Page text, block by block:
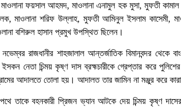
ফয়সাল আহমদ, মাওলানা এনামুল হক মুসা, মুফতী কামাল
মাওলানা শরিফ উল্লাহ, মুফতী আমিনুল ইসলাম কাসেমী,
বশিরুল হাসান প্রমুখ উপস্থিত ছিলেন।
রাজধানীর শাহজালাল আন্তর্জাতিক বিমানবন্দর থেকে
নেতা চিন্ময় কৃষ্ণ দাস ব্রহ্মচারীকে গ্রেপ্তার করে
আদালতে তোলা হয়। আদালত তার জামিন না মঞ্জুর করে
তাকে বহনকারী প্রিজন ভ্যান আটকে দেয় চিন্ময় কৃষ্ণ দাসের